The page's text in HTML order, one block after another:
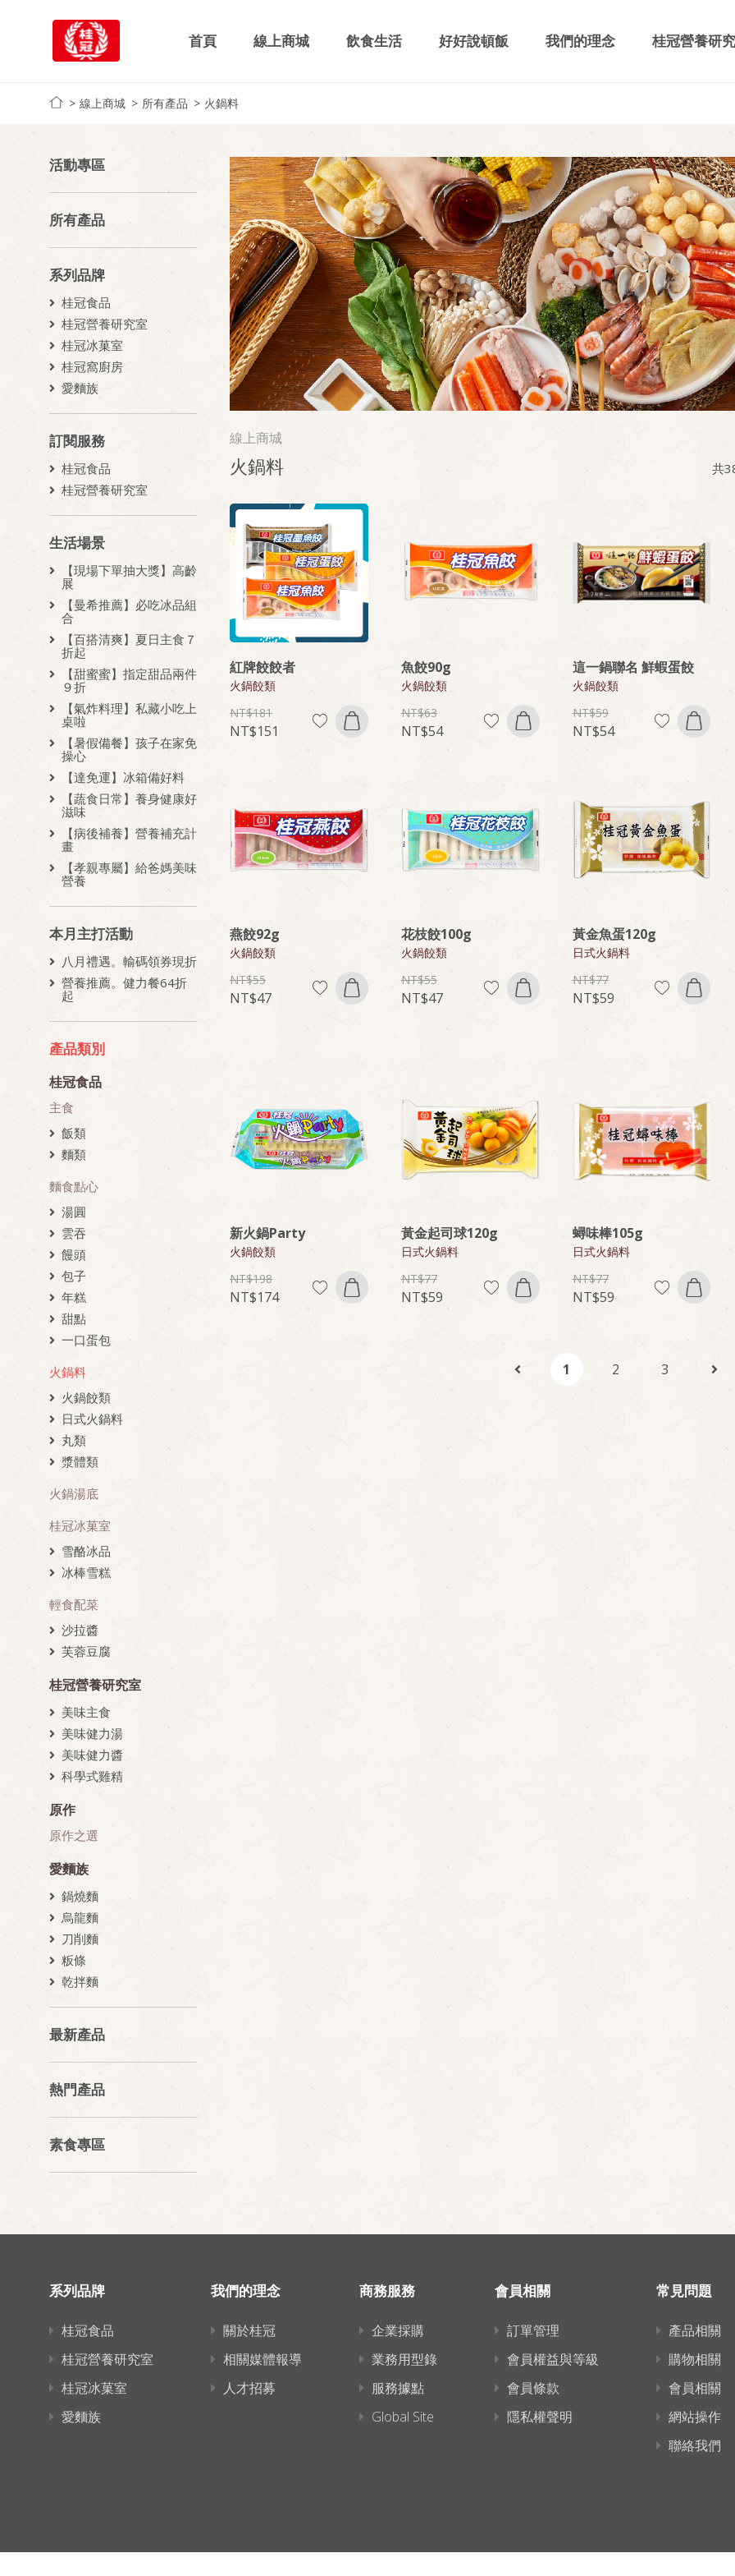
首頁 線上商城 飲食生活 好好說頓飯 我們的理念 桂冠營養研
線上商城 所有產品 火鍋料
活動專區
所有產品
系列品牌
桂冠食品
桂冠營養研究室
桂冠冰菓室
桂冠窩廚房
愛麵族
訂閱服務
桂冠食品
桂冠營養研究室
生活場景
【現場下單抽大獎】高齡
展
【曼希推薦】必吃冰品組
合
【百搭清爽】夏日主食７
折起
【甜蜜蜜】指定甜品兩件
９折
【氣炸料理】私藏小吃上
桌啦
【暑假備餐】孩子在家免
操心
【達免運】冰箱備好料
【蔬食日常】養身健康好
滋味
【病後補養】營養補充計
畫
【孝親專屬】給爸媽美味
營養
本月主打活動
八月禮遇。輸碼領券現折
營養推薦。健力餐64折
起
產品類別
桂冠食品
主食
飯類
麵類
麵食點心
湯圓
雲吞
饅頭
包子
年糕
甜點
一口蛋包
火鍋料
火鍋餃類
日式火鍋料
丸類
漿體類
火鍋湯底
桂冠冰菓室
雪酪冰品
冰棒雪糕
輕食配菜
沙拉醬
芙蓉豆腐
桂冠營養研究室
美味主食
美味健力湯
美味健力醬
科學式雞精
原作
原作之選
愛麵族
鍋燒麵
烏龍麵
刀削麵
粄條
乾拌麵
最新產品
熱門產品
素食專區
線上商城
火鍋料 共
紅牌餃餃者
火鍋餃類
181
151
魚餃90g
火鍋餃類
63
54
這一鍋聯名 鮮蝦蛋餃
火鍋餃類
59
54
燕餃92g
火鍋餃類
55
47
花枝餃100g
火鍋餃類
55
47
黃金魚蛋120g
日式火鍋料
77
59
新火鍋Party
火鍋餃類
198
174
黃金起司球120g
日式火鍋料
77
59
蟳味棒105g
日式火鍋料
77
59
1 2 3
系列品牌
桂冠食品
桂冠營養研究室
桂冠冰菓室
愛麵族
我們的理念
關於桂冠
相關媒體報導
人才招募
商務服務
企業採購
業務用型錄
服務據點
Global Site
會員相關
訂單管理
會員權益與等級
會員條款
隱私權聲明
常見問題
產品相關
購物相關
會員相關
網站操作
聯絡我們